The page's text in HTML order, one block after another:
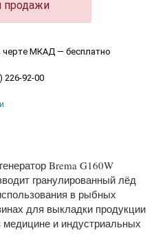
продажи
МКАД — бесплатно
226-92-00
Brema G160W
гранулированный лёд
в рыбных
для выкладки продукции
медицине и индустриальных